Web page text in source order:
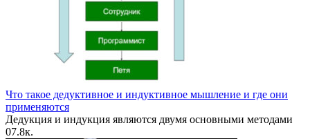
Что такое дедуктивное и индуктивное мышление и где они
применяются
Дедукция и индукция являются двумя основными методами
07.8к.